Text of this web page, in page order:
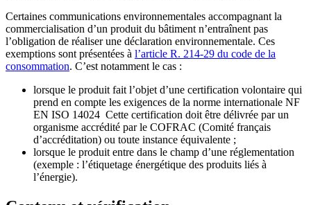
Certaines communications environnementales accompagnant la
commercialisation d’un produit du bâtiment n’entraînent pas
l’obligation de réaliser une déclaration environnementale. Ces
exemptions sont présentées à l’article R. 214-29 du code de la
consommation. C’est notamment le cas :
lorsque le produit fait l’objet d’une certification volontaire qui
prend en compte les exigences de la norme internationale NF
EN ISO 14024 Cette certification doit être délivrée par un
organisme accrédité par le COFRAC (Comité français
d’accréditation) ou toute instance équivalente ;
lorsque le produit entre dans le champ d’une réglementation
(exemple : l’étiquetage énergétique des produits liés à
l’énergie).